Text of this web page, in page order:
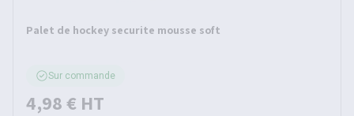
Palet de hockey securite mousse soft
Sur commande
4,98 € HT